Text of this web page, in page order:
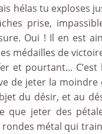
tu exploses
prise,
Oui ! Il en est
médailles de
et pourtant...
de jeter la
du désir, et au
que jeter des
rondes métal qui